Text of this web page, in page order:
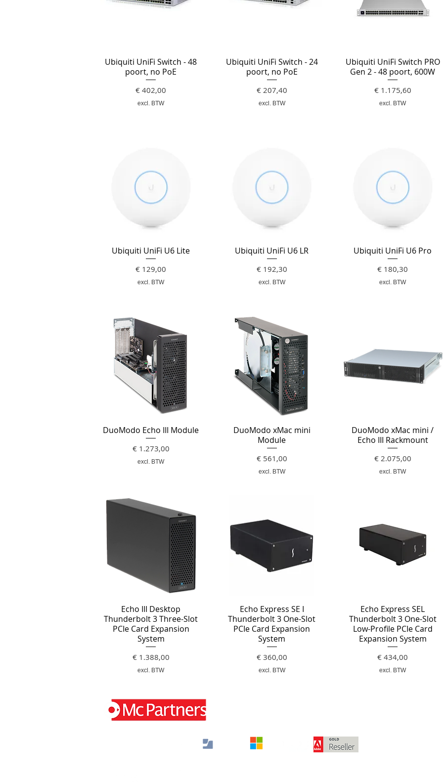
Ubiquiti UniFi Switch - 48
poort, no PoE
Prijs
€ 402,00
excl. BTW
Ubiquiti UniFi Switch - 24
poort, no PoE
Prijs
€ 207,40
excl. BTW
Ubiquiti UniFi Switch PRO
Gen 2 - 48 poort, 600W
Prijs
€ 1.175,60
excl. BTW
Ubiquiti UniFi U6 Lite
Prijs
€ 129,00
excl. BTW
Ubiquiti UniFi U6 LR
Prijs
€ 192,30
excl. BTW
Ubiquiti UniFi U6 Pro
Prijs
€ 180,30
excl. BTW
DuoModo Echo III Module
Prijs
€ 1.273,00
excl. BTW
DuoModo xMac mini
Module
Prijs
€ 561,00
excl. BTW
DuoModo xMac mini /
Echo III Rackmount
Prijs
€ 2.075,00
excl. BTW
Echo III Desktop
Thunderbolt 3 Three-Slot
PCIe Card Expansion
System
Prijs
€ 1.388,00
excl. BTW
Echo Express SE I
Thunderbolt 3 One-Slot
PCIe Card Expansion
System
Prijs
€ 360,00
excl. BTW
Echo Express SEL
Thunderbolt 3 One-Slot
Low-Profile PCIe Card
Expansion System
Prijs
€ 434,00
excl. BTW